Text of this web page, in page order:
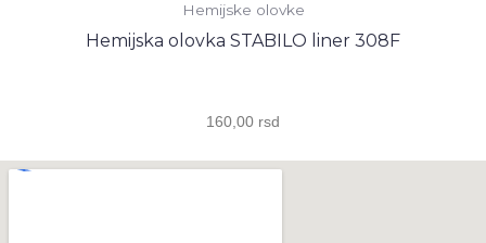
Hemijske olovke
Hemijska olovka STABILO liner 308F
160,00 rsd